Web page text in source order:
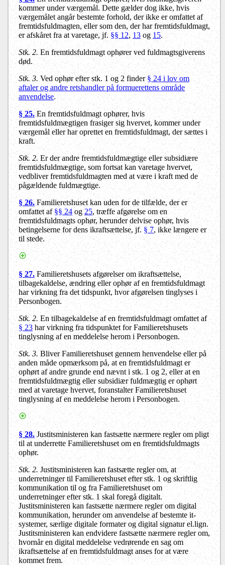
kommer under værgemål. Dette gælder dog ikke, hvis
værgemålet angår bestemte forhold, der ikke er omfattet af
fremtidsfuldmagten, eller som den, der har fremtidsfuldmagt,
er afskåret fra at varetage, jf.§§ 12, 13og 15.
Stk. 2. En fremtidsfuldmagt ophører ved fuldmagtsgiverens
død.
Stk. 3. Ved ophør efter stk. 1 og 2 finder § 24 i lov om
aftaler og andre retshandler på formuerettens område
anvendelse.
§ 25.En fremtidsfuldmagt ophører, hvis
fremtidsfuldmægtigen frasiger sig hvervet, kommer under
værgemål eller har oprettet en fremtidsfuldmagt, der sættes i
kraft.
Stk. 2.Er der andre fremtidsfuldmægtige eller subsidiære
fremtidsfuldmægtige, som fortsat kan varetage hvervet,
vedbliver fremtidsfuldmagten med at være i kraft med de
pågældende fuldmægtige.
§ 26.Familieretshuset kan uden for de tilfælde, der er
omfattet af§§ 24 og25, træffe afgørelse om en
fremtidsfuldmagts ophør, herunder delvise ophør, hvis
betingelserne for dens ikraftsættelse, jf. § 7, ikke længere er
til stede.
§ 27.Familieretshusets afgørelser om ikraftsættelse,
tilbagekaldelse, ændring eller ophør af en fremtidsfuldmagt
har virkning fra det tidspunkt, hvor afgørelsen tinglyses i
Personbogen.
Stk. 2. En tilbagekaldelse af en fremtidsfuldmagt omfattet af
§ 23har virkning fra tidspunktet for Familieretshusets
tinglysning af en meddelelse herom i Personbogen.
Stk. 3. Bliver Familieretshuset gennem henvendelse eller på
anden måde opmærksom på, at en fremtidsfuldmagt er
ophørt af andre grunde end nævnt i stk. 1 og 2, eller at en
fremtidsfuldmægtig eller subsidiær fuldmægtig er ophørt
med at varetage hvervet, foranstalter Familieretshuset
tinglysning af en meddelelse herom i Personbogen.
§ 28. Justitsministeren kan fastsætte nærmere regler om pligt
til at underrette Familieretshuset om en fremtidsfuldmagts
ophør.
Stk. 2.Justitsministeren kan fastsætte regler om, at
underretninger til Familieretshuset efter stk. 1 og skriftlig
kommunikation til og fra Familieretshuset om
underretninger efter stk. 1 skal foregå digitalt.
Justitsministeren kan fastsætte nærmere regler om digital
kommunikation, herunder om anvendelse af bestemte it-
systemer, særlige digitale formater og digital signatur el.lign.
Justitsministeren kan endvidere fastsætte nærmere regler om,
hvornår en digital meddelelse vedrørende en sag om
ikraftsættelse af en fremtidsfuldmagt anses for at være
kommet frem.